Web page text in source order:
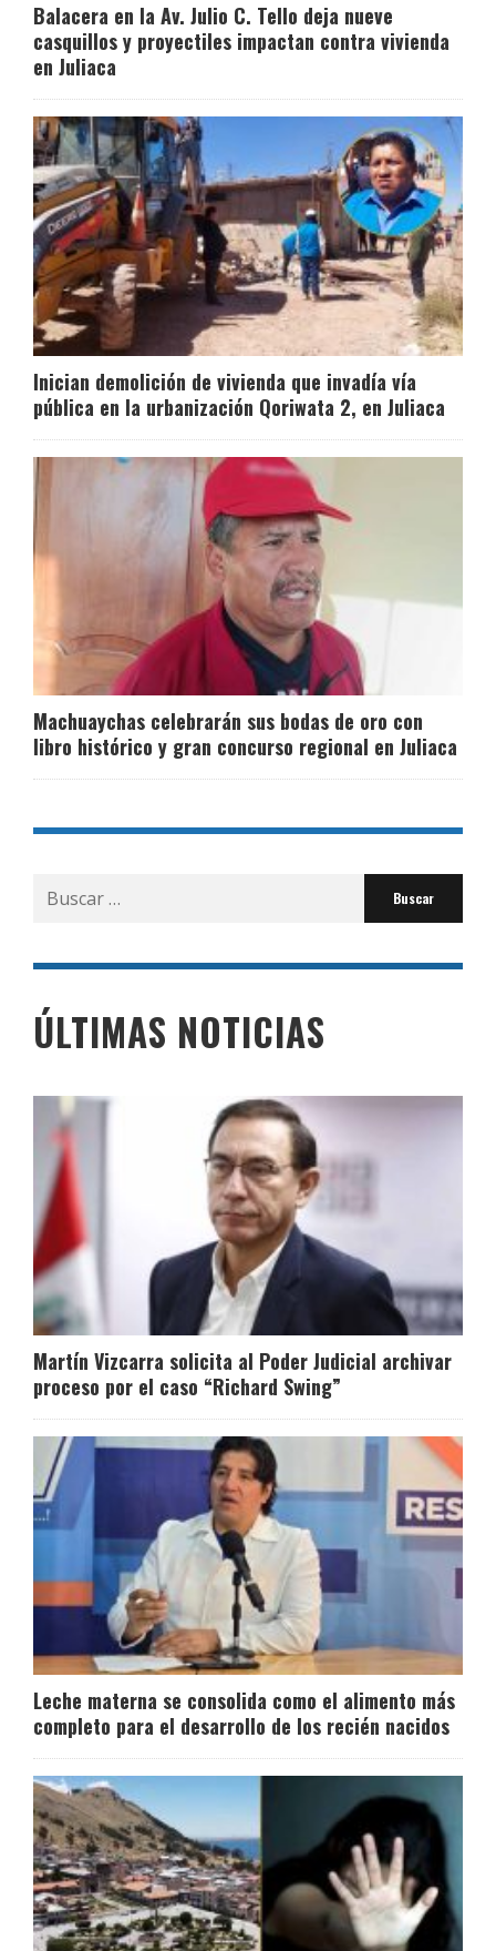
Balacera en la Av. Julio C. Tello deja nueve
casquillos y proyectiles impactan contra vivienda
en Juliaca
Inician demolición de vivienda que invadía vía
pública en la urbanización Qoriwata 2, en Juliaca
Machuaychas celebrarán sus bodas de oro con
libro histórico y gran concurso regional en Juliaca
Buscar
por:
ÚLTIMAS NOTICIAS
Martín Vizcarra solicita al Poder Judicial archivar
proceso por el caso “Richard Swing”
Leche materna se consolida como el alimento más
completo para el desarrollo de los recién nacidos